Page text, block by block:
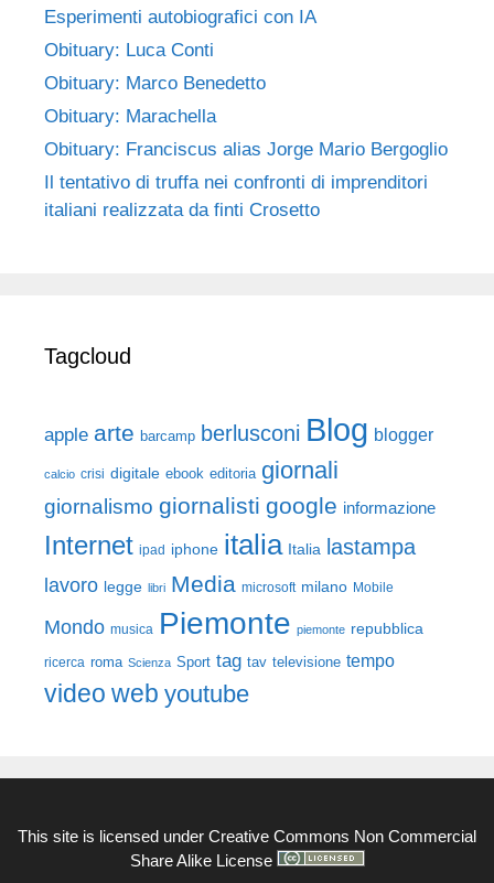
Esperimenti autobiografici con IA
Obituary: Luca Conti
Obituary: Marco Benedetto
Obituary: Marachella
Obituary: Franciscus alias Jorge Mario Bergoglio
Il tentativo di truffa nei confronti di imprenditori
italiani realizzata da finti Crosetto
Tagcloud
apple arte barcamp berlusconi Blog blogger
calcio crisi digitale ebook editoria giornali
giornalismo giornalisti google informazione
Internet ipad iphone italia Italia lastampa
lavoro legge libri Media microsoft milano Mobile
Mondo musica Piemonte piemonte repubblica
ricerca roma Scienza Sport tag tav televisione tempo
video web youtube
This site is licensed under Creative Commons Non Commercial
Share Alike License